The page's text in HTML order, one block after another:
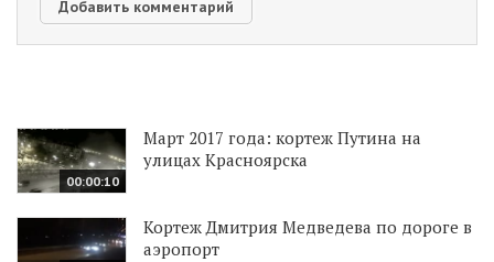
00:00:10
Март 2017 года: кортеж Путина на
улицах Красноярска
Кортеж Дмитрия Медведева по дороге в
аэропорт